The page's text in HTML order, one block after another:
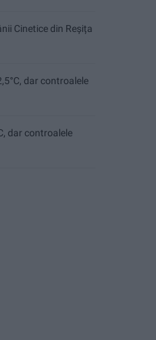
Cinetice din Reșița
dar controalele
dar controalele